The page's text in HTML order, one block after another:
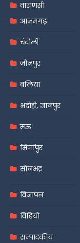
वाराणसी
आज़मगढ़
चंदौली
जौनपुर
बलिया
भदोही, ज्ञानपुर
मऊ
मिर्जापुर
सोनभद्र
विज्ञापन
विडियो
सम्पादकीय